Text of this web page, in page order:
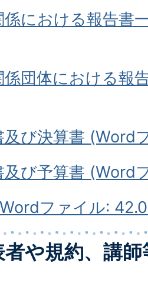
係における報告書
係団体における報
及び決算書 (Word
及び予算書 (Word
ファイル:
者や規約、講